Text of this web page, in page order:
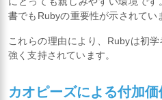
書でもRubyの重要性が示されてい
これらの理由により、Rubyは初
強く支持されています。
カオピーズによる付加価